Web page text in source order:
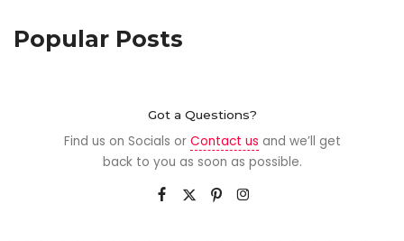
Popular Posts
Got a Questions?
Find us on Socials or Contact us and we’ll get
back to you as soon as possible.